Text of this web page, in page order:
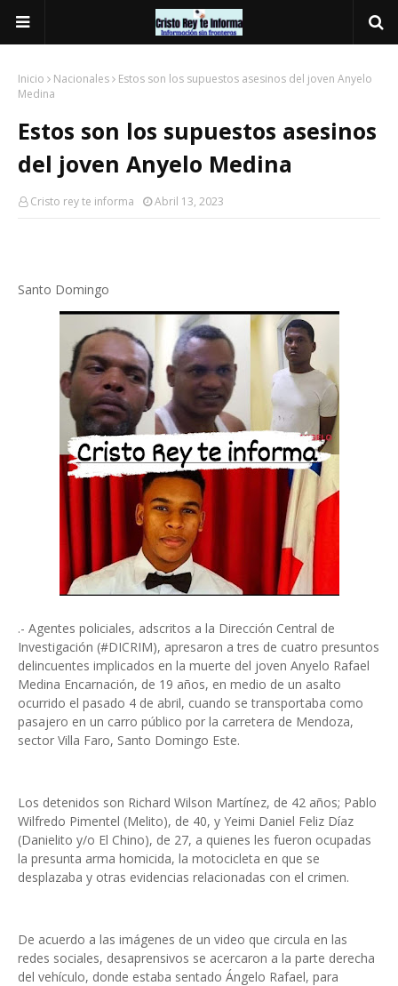
Inicio Nacionales
Estos son los supuestos asesinos del joven Anyelo
Medina
Estos son los supuestos asesinos
del joven Anyelo Medina
Cristo rey te informa Abril 13, 2023
Santo Domingo
.- Agentes policiales, adscritos a la Dirección Central de
Investigación (#DICRIM), apresaron a tres de cuatro presuntos
delincuentes implicados en la muerte del joven Anyelo Rafael
Medina Encarnación, de 19 años, en medio de un asalto
ocurrido el pasado 4 de abril, cuando se transportaba como
pasajero en un carro público por la carretera de Mendoza,
sector Villa Faro, Santo Domingo Este.
Los detenidos son Richard Wilson Martínez, de 42 años; Pablo
Wilfredo Pimentel (Melito), de 40, y Yeimi Daniel Feliz Díaz
(Danielito y/o El Chino), de 27, a quienes les fueron ocupadas
la presunta arma homicida, la motocicleta en que se
desplazaba y otras evidencias relacionadas con el crimen.
De acuerdo a las imágenes de un video que circula en las
redes sociales, desaprensivos se acercaron a la parte derecha
del vehículo, donde estaba sentado Ángelo Rafael, para